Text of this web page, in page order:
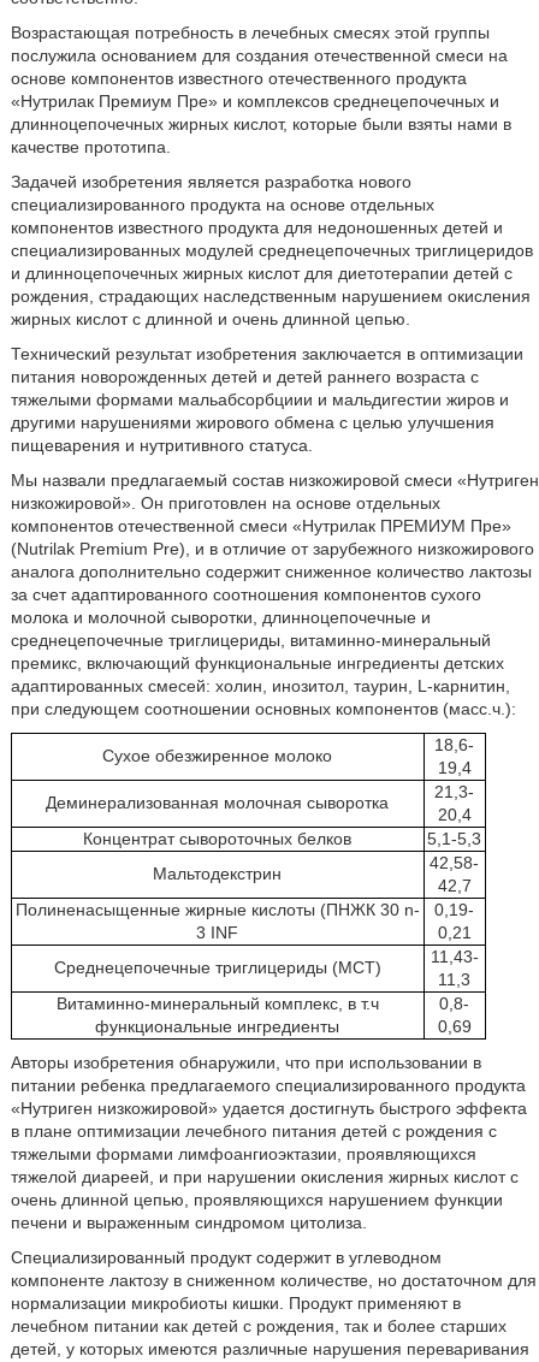
Возрастающая потребность в лечебных смесях этой группы
послужила основанием для создания отечественной смеси на
основе компонентов известного отечественного продукта
«Нутрилак Премиум Пре» и комплексов среднецепочечных и
длинноцепочечных жирных кислот, которые были взяты нами в
качестве прототипа.
Задачей изобретения является разработка нового
специализированного продукта на основе отдельных
компонентов известного продукта для недоношенных детей и
специализированных модулей среднецепочечных триглицеридов
и длинноцепочечных жирных кислот для диетотерапии детей с
рождения, страдающих наследственным нарушением окисления
жирных кислот с длинной и очень длинной цепью.
Технический результат изобретения заключается в оптимизации
питания новорожденных детей и детей раннего возраста с
тяжелыми формами мальабсорбциии и мальдигестии жиров и
другими нарушениями жирового обмена с целью улучшения
пищеварения и нутритивного статуса.
Мы назвали предлагаемый состав низкожировой смеси «Нутриген
низкожировой». Он приготовлен на основе отдельных
компонентов отечественной смеси «Нутрилак ПРЕМИУМ Пре»
(Nutrilak Premium Pre), и в отличие от зарубежного низкожирового
аналога дополнительно содержит сниженное количество лактозы
за счет адаптированного соотношения компонентов сухого
молока и молочной сыворотки, длинноцепочечные и
среднецепочечные триглицериды, витаминно-минеральный
премикс, включающий функциональные ингредиенты детских
адаптированных смесей: холин, инозитол, таурин, L-карнитин,
при следующем соотношении основных компонентов (масс.ч.):
Сухое обезжиренное молоко
18,6-
19,4
Деминерализованная молочная сыворотка
21,3-
20,4
Концентрат сывороточных белков
5,1-5,3
Мальтодекстрин
42,58-
42,7
Полиненасыщенные жирные кислоты (ПНЖК 30 n-
3 INF
0,19-
0,21
Среднецепочечные триглицериды (МСТ)
11,43-
11,3
Витаминно-минеральный комплекс, в т.ч
функциональные ингредиенты
0,8-
0,69
Авторы изобретения обнаружили, что при использовании в
питании ребенка предлагаемого специализированного продукта
«Нутриген низкожировой» удается достигнуть быстрого эффекта
в плане оптимизации лечебного питания детей с рождения с
тяжелыми формами лимфоангиоэктазии, проявляющихся
тяжелой диареей, и при нарушении окисления жирных кислот с
очень длинной цепью, проявляющихся нарушением функции
печени и выраженным синдромом цитолиза.
Специализированный продукт содержит в углеводном
компоненте лактозу в сниженном количестве, но достаточном для
нормализации микробиоты кишки. Продукт применяют в
лечебном питании как детей с рождения, так и более старших
детей, у которых имеются различные нарушения переваривания